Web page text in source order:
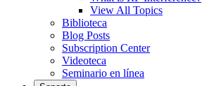
View All Topics
Biblioteca
Blog Posts
Subscription Center
Videoteca
Seminario en línea